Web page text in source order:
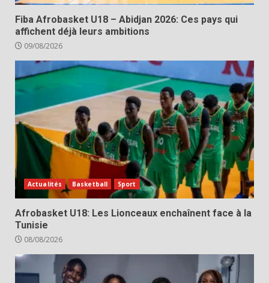
Fiba Afrobasket U18 – Abidjan 2026: Ces pays qui
affichent déjà leurs ambitions
09/08/2026
Actualités Basketball Sport
Afrobasket U18: Les Lionceaux enchaînent face à la
Tunisie
08/08/2026